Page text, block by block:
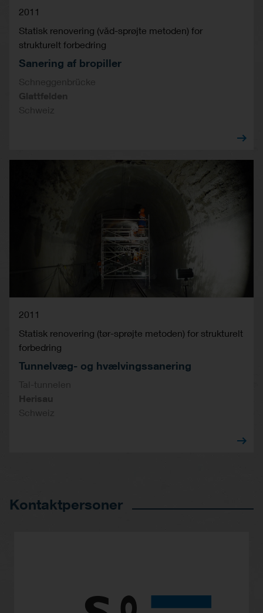
2011
Statisk renovering (våd-sprøjte metoden) for
strukturelt forbedring
Sanering af bropiller
Schneggenbrücke
Glattfelden
Schweiz
2011
Statisk renovering (tør-sprøjte metoden) for strukturelt
forbedring
Tunnelvæg- og hvælvingssanering
Tal-tunnelen
Herisau
Schweiz
Kontaktpersoner